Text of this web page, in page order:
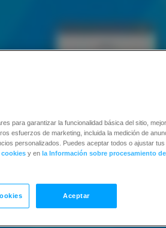
para garantizar la funcionalidad básica del sitio,
esfuerzos de marketing, incluida la medición de
personalizados. Puedes aceptar todos o ajustar tus
y en la Información sobre procesamiento
Aceptar